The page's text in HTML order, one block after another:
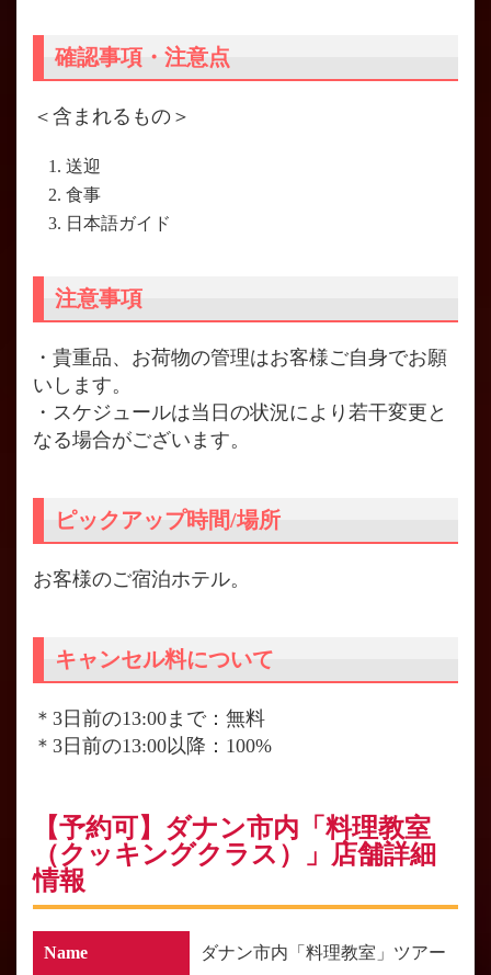
確認事項・注意点
＜含まれるもの＞
送迎
食事
日本語ガイド
注意事項
・貴重品、お荷物の管理はお客様ご自身でお願
いします。
・スケジュールは当日の状況により若干変更と
なる場合がございます。
ピックアップ時間/場所
お客様のご宿泊ホテル。
キャンセル料について
＊3日前の13:00まで：無料
＊3日前の13:00以降：100%
【予約可】ダナン市内「料理教室
（クッキングクラス）」店舗詳細
情報
Name ダナン市内「料理教室」ツアー